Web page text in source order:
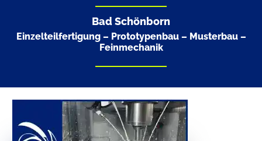
Bad Schönborn
Einzelteilfertigung – Prototypenbau – Musterbau –
Feinmechanik